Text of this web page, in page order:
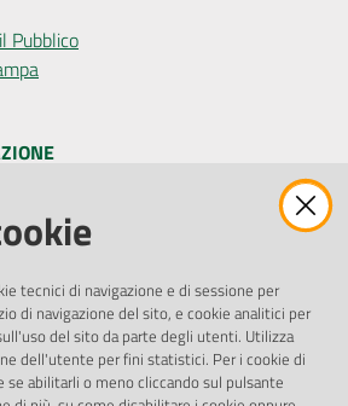
Pubblico
tecnici di navigazione e di sessione per
di navigazione del sito, e cookie analitici per
del sito da parte degli utenti. Utilizza
dell'utente per fini statistici. Per i cookie di
se abilitarli o meno cliccando sul pulsante